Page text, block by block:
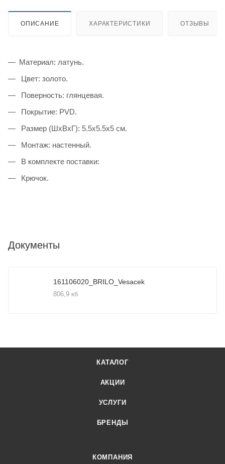
ОПИСАНИЕ ХАРАКТЕРИСТИКИ ОТЗЫВЫ
Материал: латунь.
Цвет: золото.
Поверность: глянцевая.
Покрытие: PVD.
Размер (ШхВхГ): 5.5x5.5x5 см.
Монтаж: настенный.
В комплекте поставки:
Крючок.
Документы
161106020_BRILO_Vesacek
806,9 кб
КАТАЛОГ
АКЦИИ
УСЛУГИ
БРЕНДЫ
КОМПАНИЯ